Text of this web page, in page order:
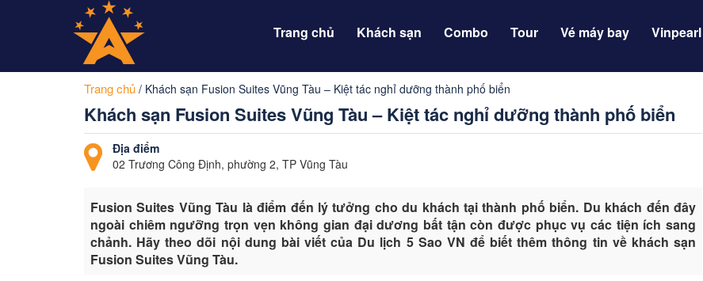
Trang chủ Khách sạn Combo Tour Vé máy bay Vinpearl
Trang chủ / Khách sạn Fusion Suites Vũng Tàu – Kiệt tác nghỉ dưỡng thành phố biển
Khách sạn Fusion Suites Vũng Tàu – Kiệt tác nghỉ dưỡng thành phố biển
Địa điểm
02 Trương Công Định, phường 2, TP Vũng Tàu
Fusion Suites Vũng Tàu là điểm đến lý tưởng cho du khách tại thành phố biển. Du khách đến đây
ngoài chiêm ngưỡng trọn vẹn không gian đại dương bất tận còn được phục vụ các tiện ích sang
chảnh. Hãy theo dõi nội dung bài viết của Du lịch 5 Sao VN để biết thêm thông tin về khách sạn
Fusion Suites Vũng Tàu.